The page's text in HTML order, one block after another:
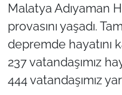
Malatya Adıyaman
provasını yaşadı.
depremde hayatını
237 vatandaşımız
444 vatandaşımız